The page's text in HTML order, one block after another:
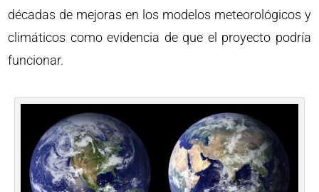
décadas de mejoras en los modelos meteorológicos y
climáticos como evidencia de que el proyecto podría
funcionar.